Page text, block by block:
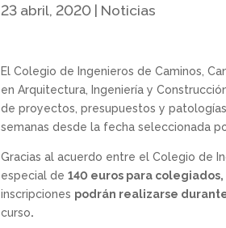
23 abril, 2020 | Noticias
El Colegio de Ingenieros de Caminos,
en Arquitectura, Ingeniería y
de proyectos, presupuestos y
semanas desde la fecha seleccionada
Gracias al acuerdo entre el Colegio de
especial de 140 euros para
inscripciones podrán realizarse
curso.